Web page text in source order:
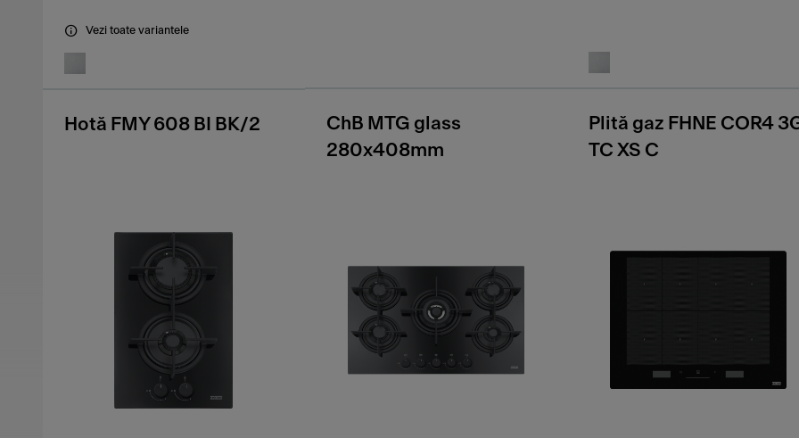
Vezi toate variantele
Hotă FMY 608 BI BK/2
ChB MTG glass
280x408mm
Plită gaz FHNE COR4
TC XS C